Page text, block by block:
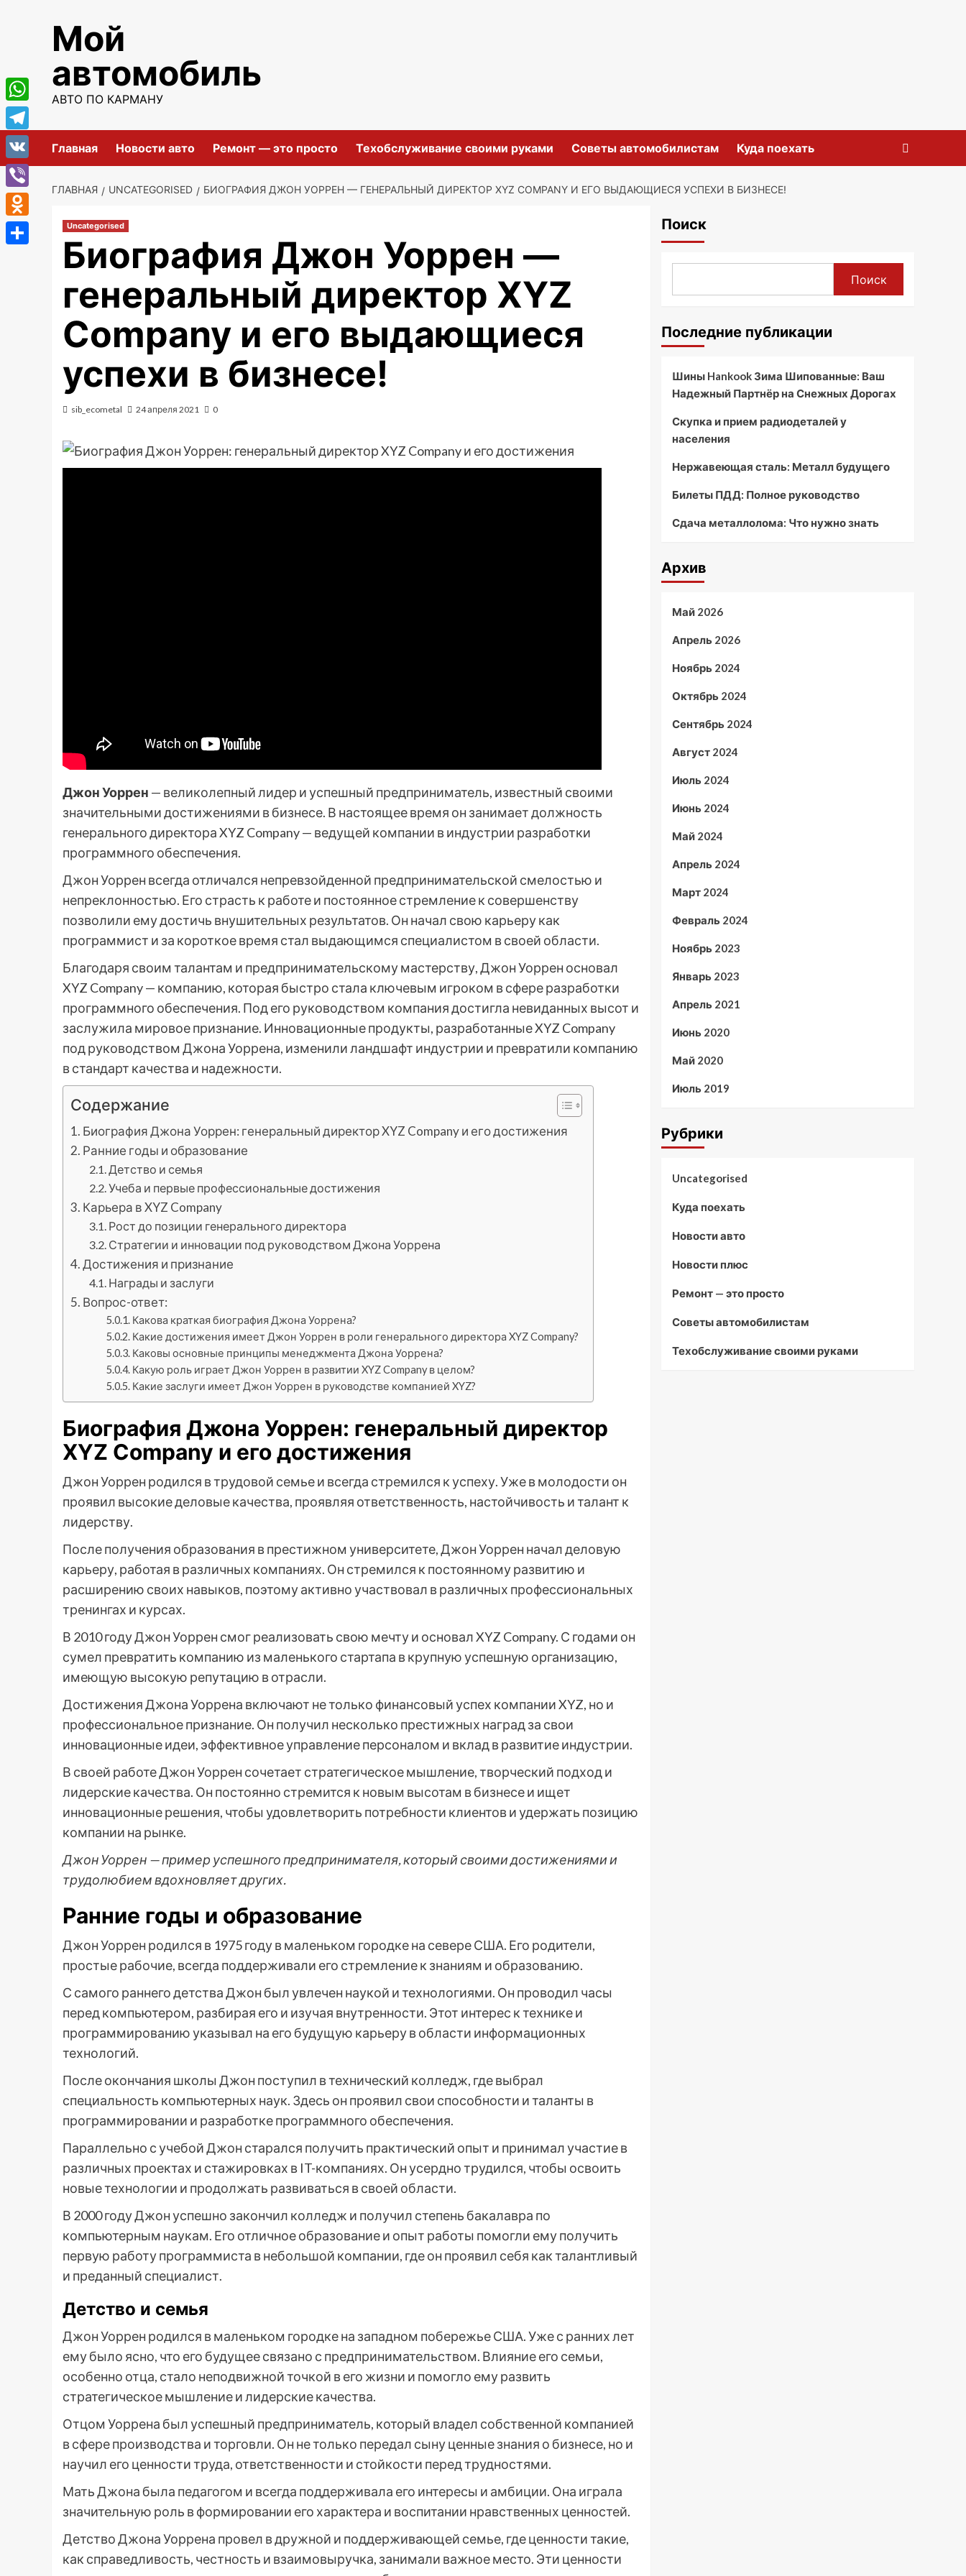
содержимомуМой
автомобиль
АВТО ПО КАРМАНУ
Главная Новости авто Ремонт — это просто Техобслуживание своими руками Советы автомобилистам Куда поехать
ГЛАВНАЯ UNCATEGORISED БИОГРАФИЯ ДЖОН УОРРЕН — ГЕНЕРАЛЬНЫЙ ДИРЕКТОР XYZ COMPANY И ЕГО ВЫДАЮЩИЕСЯ УСПЕХИ В БИЗНЕСЕ!
Uncategorised
Биография Джон Уоррен —
генеральный директор XYZ
Company и его выдающиеся
успехи в бизнесе!
sib_ecometal 24 апреля 2021 0
Джон Уоррен — великолепный лидер и успешный предприниматель, известный своими
значительными достижениями в бизнесе. В настоящее время он занимает должность
генерального директора XYZ Company — ведущей компании в индустрии разработки
программного обеспечения.
Джон Уоррен всегда отличался непревзойденной предпринимательской смелостью и
непреклонностью. Его страсть к работе и постоянное стремление к совершенству
позволили ему достичь внушительных результатов. Он начал свою карьеру как
программист и за короткое время стал выдающимся специалистом в своей области.
Благодаря своим талантам и предпринимательскому мастерству, Джон Уоррен основал
XYZ Company — компанию, которая быстро стала ключевым игроком в сфере разработки
программного обеспечения. Под его руководством компания достигла невиданных высот и
заслужила мировое признание. Инновационные продукты, разработанные XYZ Company
под руководством Джона Уоррена, изменили ландшафт индустрии и превратили компанию
в стандарт качества и надежности.
Содержание
Биография Джона Уоррен: генеральный директор XYZ Company и его достижения
Ранние годы и образование
Детство и семья
Учеба и первые профессиональные достижения
Карьера в XYZ Company
Рост до позиции генерального директора
Стратегии и инновации под руководством Джона Уоррена
Достижения и признание
Награды и заслуги
Вопрос-ответ:
Какова краткая биография Джона Уоррена?
Какие достижения имеет Джон Уоррен в роли генерального директора XYZ Company?
Каковы основные принципы менеджмента Джона Уоррена?
Какую роль играет Джон Уоррен в развитии XYZ Company в целом?
Какие заслуги имеет Джон Уоррен в руководстве компанией XYZ?
Биография Джона Уоррен: генеральный директор
XYZ Company и его достижения
Джон Уоррен родился в трудовой семье и всегда стремился к успеху. Уже в молодости он
проявил высокие деловые качества, проявляя ответственность, настойчивость и талант к
лидерству.
После получения образования в престижном университете, Джон Уоррен начал деловую
карьеру, работая в различных компаниях. Он стремился к постоянному развитию и
расширению своих навыков, поэтому активно участвовал в различных профессиональных
тренингах и курсах.
В 2010 году Джон Уоррен смог реализовать свою мечту и основал XYZ Company. С годами он
сумел превратить компанию из маленького стартапа в крупную успешную организацию,
имеющую высокую репутацию в отрасли.
Достижения Джона Уоррена включают не только финансовый успех компании XYZ, но и
профессиональное признание. Он получил несколько престижных наград за свои
инновационные идеи, эффективное управление персоналом и вклад в развитие индустрии.
В своей работе Джон Уоррен сочетает стратегическое мышление, творческий подход и
лидерские качества. Он постоянно стремится к новым высотам в бизнесе и ищет
инновационные решения, чтобы удовлетворить потребности клиентов и удержать позицию
компании на рынке.
Джон Уоррен — пример успешного предпринимателя, который своими достижениями и
трудолюбием вдохновляет других.
Ранние годы и образование
Джон Уоррен родился в 1975 году в маленьком городке на севере США. Его родители,
простые рабочие, всегда поддерживали его стремление к знаниям и образованию.
С самого раннего детства Джон был увлечен наукой и технологиями. Он проводил часы
перед компьютером, разбирая его и изучая внутренности. Этот интерес к технике и
программированию указывал на его будущую карьеру в области информационных
технологий.
После окончания школы Джон поступил в технический колледж, где выбрал
специальность компьютерных наук. Здесь он проявил свои способности и таланты в
программировании и разработке программного обеспечения.
Параллельно с учебой Джон старался получить практический опыт и принимал участие в
различных проектах и стажировках в IT-компаниях. Он усердно трудился, чтобы освоить
новые технологии и продолжать развиваться в своей области.
В 2000 году Джон успешно закончил колледж и получил степень бакалавра по
компьютерным наукам. Его отличное образование и опыт работы помогли ему получить
первую работу программиста в небольшой компании, где он проявил себя как талантливый
и преданный специалист.
Детство и семья
Джон Уоррен родился в маленьком городке на западном побережье США. Уже с ранних лет
ему было ясно, что его будущее связано с предпринимательством. Влияние его семьи,
особенно отца, стало неподвижной точкой в его жизни и помогло ему развить
стратегическое мышление и лидерские качества.
Отцом Уоррена был успешный предприниматель, который владел собственной компанией
в сфере производства и торговли. Он не только передал сыну ценные знания о бизнесе, но и
научил его ценности труда, ответственности и стойкости перед трудностями.
Мать Джона была педагогом и всегда поддерживала его интересы и амбиции. Она играла
значительную роль в формировании его характера и воспитании нравственных ценностей.
Детство Джона Уоррена провел в дружной и поддерживающей семье, где ценности такие,
как справедливость, честность и взаимовыручка, занимали важное место. Эти ценности
Поиск
Поиск
Последние публикации
Шины Hankook Зима Шипованные: Ваш
Надежный Партнёр на Снежных Дорогах
Скупка и прием радиодеталей у
населения
Нержавеющая сталь: Металл будущего
Билеты ПДД: Полное руководство
Сдача металлолома: Что нужно знать
Архив
Май 2026
Апрель 2026
Ноябрь 2024
Октябрь 2024
Сентябрь 2024
Август 2024
Июль 2024
Июнь 2024
Май 2024
Апрель 2024
Март 2024
Февраль 2024
Ноябрь 2023
Январь 2023
Апрель 2021
Июнь 2020
Май 2020
Июль 2019
Рубрики
Uncategorised
Куда поехать
Новости авто
Новости плюс
Ремонт — это просто
Советы автомобилистам
Техобслуживание своими руками
WhatsApp
Telegram
VK
Viber
Odnoklassniki